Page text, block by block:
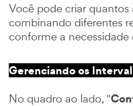
Você pode criar quantos
combinando diferentes
conforme a
Gerenciando os
No quadro ao lado, "